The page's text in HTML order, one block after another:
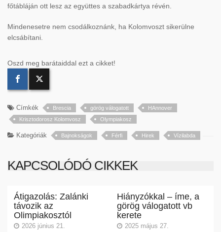
főtábláján ott lesz az együttes a szabadkártya révén.
Mindenesetre nem csodálkoznánk, ha Kolomvoszt sikerülne
elcsábítani.
Oszd meg barátaiddal ezt a cikket!
Címkék Brescia görög válogatott
HAnnover
Krisztodorosz Kolomvosz
Olympiakosz
Kategóriák Bajnokságok Férfi Hirek Vízilabda
KAPCSOLÓDÓ CIKKEK
Átigazolás: Zalánki
távozik az
Olimpiakosztól
2026 június 21.
Hiányzókkal – íme, a
görög válogatott vb
kerete
2025 május 27.